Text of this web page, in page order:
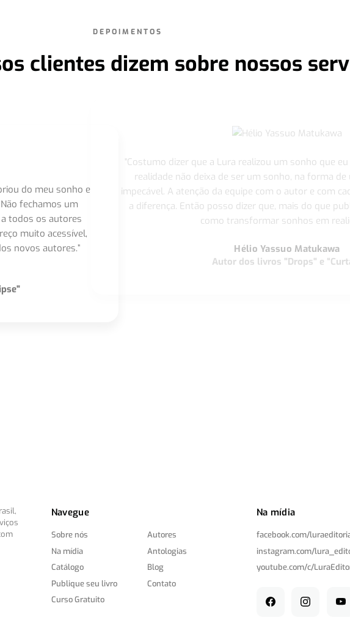
DEPOIMENTOS
clientes dizem sobre nossos
do meu sonho e
fechamos um
todos os autores
muito acessível,
novos autores.”
"Costumo dizer que a Lura realizou um sonho que
realidade não deixa de ser um sonho, na forma
impecável. A atenção da equipe com o autor e com
a diferença. Então posso dizer que, mais do que
como transformar sonhos em
Hélio Yassuo Matukawa
Autor dos livros "Drops" e
Navegue
Sobre nós
Na mídia
Catálogo
Publique seu livro
Curso Gratuito
Autores
Antologias
Blog
Contato
Na mídia
facebook.com/
instagram.com/
youtube.com/c/